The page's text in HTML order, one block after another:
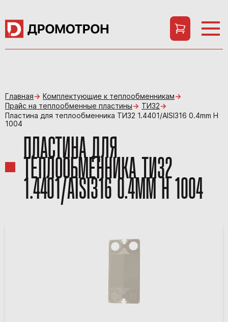
Главная
Комплектующие к теплообменникам
Прайс на теплообменные пластины
ТИ32
Пластина для теплообменника ТИ32 1.4401/AISI316 0.4mm H
1004
ПЛАСТИНА ДЛЯ
ТЕПЛООБМЕННИКА ТИ32
1.4401/AISI316 0.4MM H 1004